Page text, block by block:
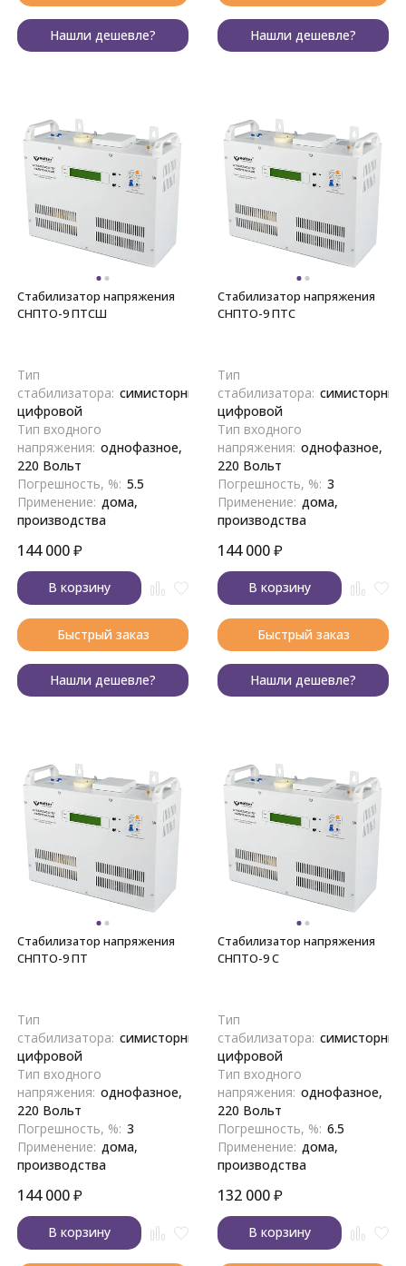
Нашли дешевле? Нашли дешевле?
Стабилизатор напряжения
СНПТО-9 ПТСШ
Тип
стабилизатора: симисторный,
цифровой
Тип входного
напряжения: однофазное,
220 Вольт
Погрешность, %: 5.5
Применение: дома,
производства
144 000₽
В корзину
Быстрый заказ
Нашли дешевле?
Стабилизатор напряжения
СНПТО-9 ПТС
Тип
стабилизатора:
цифровой
Тип входного
напряжения: однофазное,
220 Вольт
Погрешность, %: 3
Применение: дома,
производства
144 000₽
В корзину
Быстрый заказ
Нашли дешевле?
Стабилизатор напряжения
СНПТО-9 ПТ
Тип
стабилизатора: симисторный,
цифровой
Тип входного
напряжения: однофазное,
220 Вольт
Погрешность, %: 3
Применение: дома,
производства
144 000₽
В корзину
Стабилизатор напряжения
СНПТО-9 С
Тип
стабилизатора:
цифровой
Тип входного
напряжения: однофазное,
220 Вольт
Погрешность, %: 6.5
Применение: дома,
производства
132 000₽
В корзину